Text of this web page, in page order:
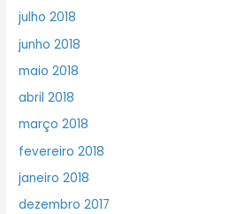
julho 2018
junho 2018
maio 2018
abril 2018
março 2018
fevereiro 2018
janeiro 2018
dezembro 2017